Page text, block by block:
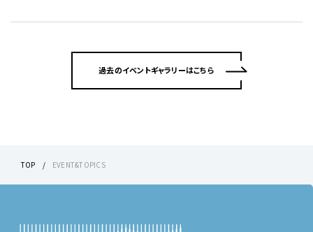
過去のイベントギャラリーはこちら
TOP EVENT&TOPICS